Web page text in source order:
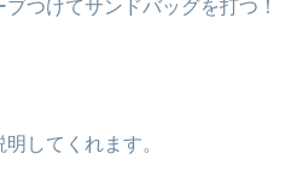
つけてサンドバッグを打つ！
してくれます。